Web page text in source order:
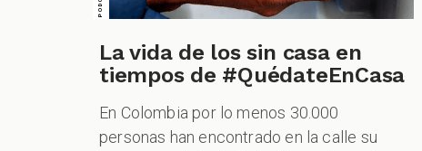
La vida de los sin casa en
tiempos de #QuédateEnCasa
En Colombia por lo menos 30.000
personas han encontrado en la calle su